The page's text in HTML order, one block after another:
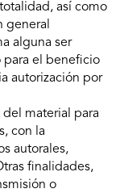
así como
general
alguna ser
el beneficio
autorización por
material para
con la
autorales,
finalidades,
o